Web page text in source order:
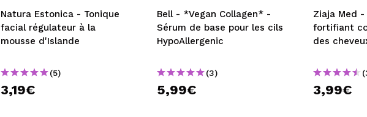
Natura Estonica - Tonique
facial régulateur à la
mousse d'Islande
(5)
3,19€
Bell - *Vegan Collagen* -
Sérum de base pour les cils
HypoAllergenic
(3)
5,99€
Ziaja Med -
fortifiant
des
3,99€